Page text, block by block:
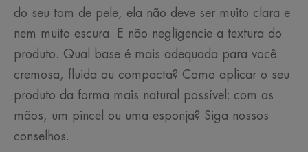
do seu tom de pele, ela não deve ser muito clara e
nem muito escura. E não negligencie a textura do
produto. Qual base é mais adequada para você:
cremosa, fluida ou compacta? Como aplicar o seu
produto da forma mais natural possível: com as
mãos, um pincel ou uma esponja? Siga nossos
conselhos.